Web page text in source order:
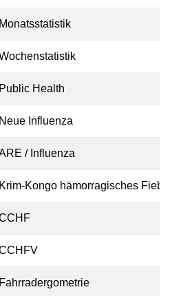
Monatsstatistik
Public Health
Neue Influenza
/ Influenza
Krim-Kongo hämorragisches
Fahrradergometrie